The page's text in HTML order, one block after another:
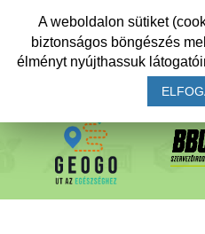
A weboldalon sütiket
biztonságos böngészés
élményt nyújthassuk